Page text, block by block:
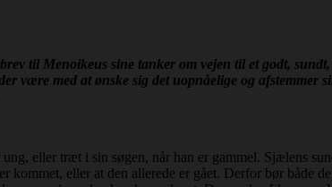
til Menoikeus sine tanker om vejen til et godt,
være med at ønske sig det uopnåelige og
eller træt i sin søgen, når han er gammel. Sjælens
kommet, eller at den allerede er gået. Derfor bør både